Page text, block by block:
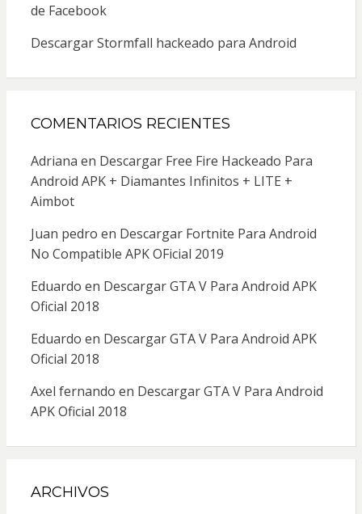
de Facebook
Descargar Stormfall hackeado para Android
COMENTARIOS RECIENTES
Adriana en Descargar Free Fire Hackeado Para
Android APK + Diamantes Infinitos + LITE +
Aimbot
Juan pedro en Descargar Fortnite Para Android
No Compatible APK OFicial 2019
Eduardo en Descargar GTA V Para Android APK
Oficial 2018
Eduardo en Descargar GTA V Para Android APK
Oficial 2018
Axel fernando en Descargar GTA V Para Android
APK Oficial 2018
ARCHIVOS